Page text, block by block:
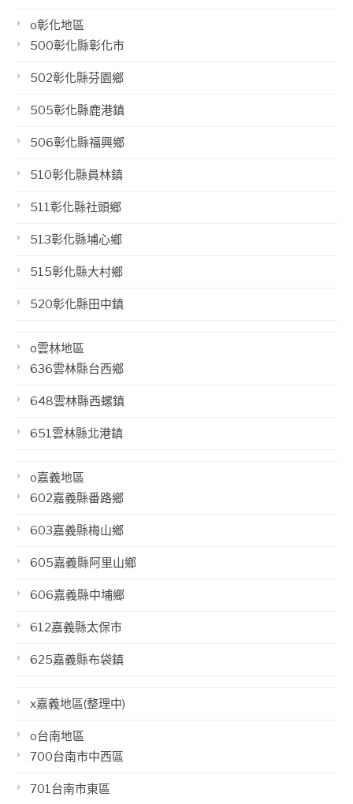
o彰化地區
500彰化縣彰化市
502彰化縣芬園鄉
505彰化縣鹿港鎮
506彰化縣福興鄉
510彰化縣員林鎮
511彰化縣社頭鄉
513彰化縣埔心鄉
515彰化縣大村鄉
520彰化縣田中鎮
o雲林地區
636雲林縣台西鄉
648雲林縣西螺鎮
651雲林縣北港鎮
o嘉義地區
602嘉義縣番路鄉
603嘉義縣梅山鄉
605嘉義縣阿里山鄉
606嘉義縣中埔鄉
612嘉義縣太保市
625嘉義縣布袋鎮
x嘉義地區(整理中)
o台南地區
700台南市中西區
701台南市東區